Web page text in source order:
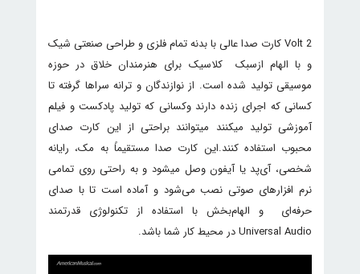
Volt 2 کارت صدا عالی با بدنه تمام فلزی و طراحی صنعتی شیک
و با الهام ازسبک کلاسیک برای هنرمندان خلاق در حوزه
موسیقی تولید شده است. از نوازندگان و ترانه سراها گرفته تا
کسانی که اجرای زنده دارند وکسانی که تولید پادکست و فیلم
آموزشی تولید میکنند میتوانند براحتی از این کارت صدای
محبوب استفاده کنند.این کارت صدا مستقیماً به مک، رایانه
شخصی، آی‌پد یا آیفون وصل میشود و به راحتی روی تمامی
نرم افزارهای صوتی نصب می‌شود و آماده است تا با صدای
حرفه‌ای و الهام‌بخش با استفاده از تکنولوژی قدرتمند
Universal Audio در محیط کار شما باشد.